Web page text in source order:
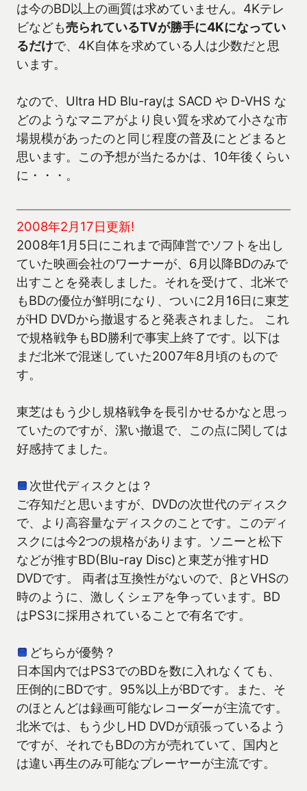
は今のBD以上の画質は求めていません。4Kテレ
ビなども売られているTVが勝手に4Kになってい
るだけで、4K自体を求めている人は少数だと思
います。
なので、Ultra HD Blu-rayは SACD や D-VHS な
どのようなマニアがより良い質を求めて小さな市
場規模があったのと同じ程度の普及にとどまると
思います。この予想が当たるかは、10年後くらい
に・・・。
2008年2月17日更新!
2008年1月5日にこれまで両陣営でソフトを出し
ていた映画会社のワーナーが、6月以降BDのみで
出すことを発表しました。それを受けて、北米で
もBDの優位が鮮明になり、ついに2月16日に東芝
がHD DVDから撤退すると発表されました。 これ
で規格戦争もBD勝利で事実上終了です。以下は
まだ北米で混迷していた2007年8月頃のもので
す。
東芝はもう少し規格戦争を長引かせるかなと思っ
ていたのですが、潔い撤退で、この点に関しては
好感持てました。
次世代ディスクとは？
ご存知だと思いますが、DVDの次世代のディスク
で、より高容量なディスクのことです。このディ
スクには今2つの規格があります。ソニーと松下
などが推すBD(Blu-ray Disc)と東芝が推すHD
DVDです。 両者は互換性がないので、βとVHSの
時のように、激しくシェアを争っています。BD
はPS3に採用されていることで有名です。
どちらが優勢？
日本国内ではPS3でのBDを数に入れなくても、
圧倒的にBDです。95%以上がBDです。また、そ
のほとんどは録画可能なレコーダーが主流です。
北米では、もう少しHD DVDが頑張っているよう
ですが、それでもBDの方が売れていて、国内と
は違い再生のみ可能なプレーヤーが主流です。